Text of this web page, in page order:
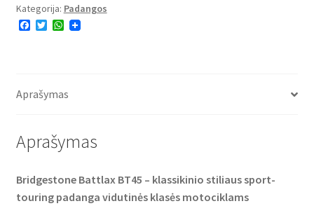
Kategorija: Padangos
F
o
T
r
W
p
Aprašymas
Aprašymas
Bridgestone Battlax BT45 – klassikinio stiliaus sport-
touring padanga vidutinės klasės motociklams